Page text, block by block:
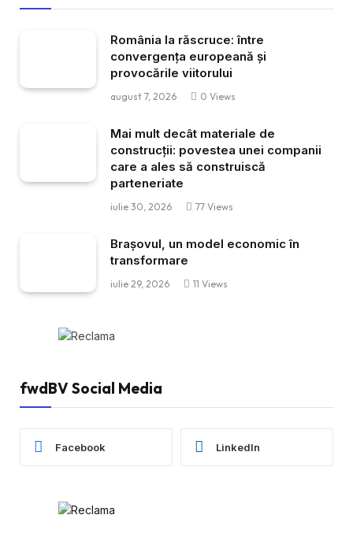
România la răscruce: între
convergența europeană și
provocările viitorului
august 7, 2026 0 Views
Mai mult decât materiale de
construcții: povestea unei companii
care a ales să construiscă
parteneriate
iulie 30, 2026 77 Views
Brașovul, un model economic în
transformare
iulie 29, 2026 11 Views
fwdBV Social Media
Facebook LinkedIn